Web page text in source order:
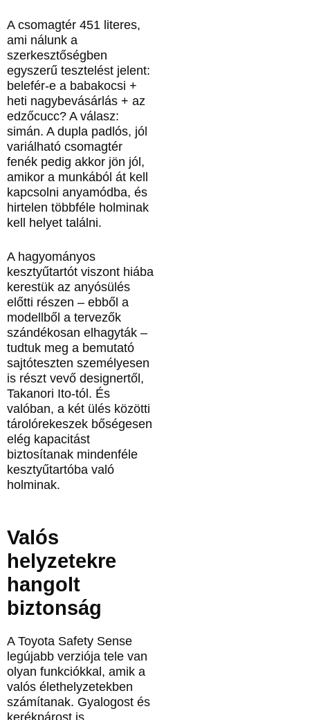
A csomagtér 451 literes,
ami nálunk a
szerkesztőségben
egyszerű tesztelést jelent:
belefér-e a babakocsi +
heti nagybevásárlás + az
edzőcucc? A válasz:
simán. A dupla padlós, jól
variálható csomagtér
fenék pedig akkor jön jól,
amikor a munkából át kell
kapcsolni anyamódba, és
hirtelen többféle holminak
kell helyet találni.
A hagyományos
kesztyűtartót viszont hiába
kerestük az anyósülés
előtti részen – ebből a
modellből a tervezők
szándékosan elhagyták –
tudtuk meg a bemutató
sajtóteszten személyesen
is részt vevő designertől,
Takanori Ito-tól. És
valóban, a két ülés közötti
tárolórekeszek bőségesen
elég kapacitást
biztosítanak mindenféle
kesztyűtartóba való
holminak.
Valós
helyzetekre
hangolt
biztonság
A Toyota Safety Sense
legújabb verziója tele van
olyan funkciókkal, amik a
valós élethelyzetekben
számítanak. Gyalogost és